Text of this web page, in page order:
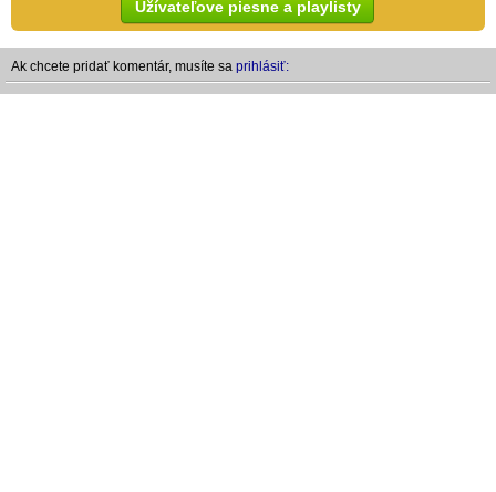
Užívateľove piesne a playlisty
Ak chcete pridať komentár, musíte sa prihlásiť: